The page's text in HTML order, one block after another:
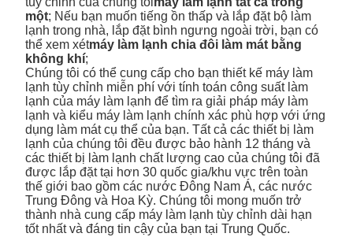
một; Nếu bạn muốn tiếng ồn thấp và lắp đặt bộ làm
lạnh trong nhà, lắp đặt bình ngưng ngoài trời, bạn có
thể xem xétmáy làm lạnh chia đôi làm mát bằng
không khí;
Chúng tôi có thể cung cấp cho bạn thiết kế máy làm
lạnh tùy chỉnh miễn phí với tính toán công suất làm
lạnh của máy làm lạnh để tìm ra giải pháp máy làm
lạnh và kiểu máy làm lạnh chính xác phù hợp với ứng
dụng làm mát cụ thể của bạn. Tất cả các thiết bị làm
lạnh của chúng tôi đều được bảo hành 12 tháng và
các thiết bị làm lạnh chất lượng cao của chúng tôi đã
được lắp đặt tại hơn 30 quốc gia/khu vực trên toàn
thế giới bao gồm các nước Đông Nam Á, các nước
Trung Đông và Hoa Kỳ. Chúng tôi mong muốn trở
thành nhà cung cấp máy làm lạnh tùy chỉnh dài hạn
tốt nhất và đáng tin cậy của bạn tại Trung Quốc.